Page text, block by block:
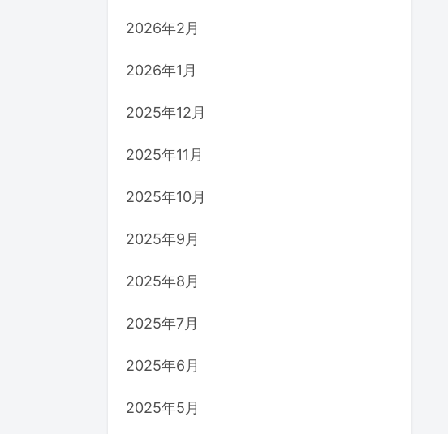
2026年2月
2026年1月
2025年12月
2025年11月
2025年10月
2025年9月
2025年8月
2025年7月
2025年6月
2025年5月